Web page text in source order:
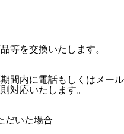
等を交換いたします。
間内に電話もしくはメール
対応いたします。
だいた場合